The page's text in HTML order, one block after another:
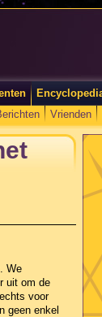
Vrienden
We
uit om de
voor
geen enkel